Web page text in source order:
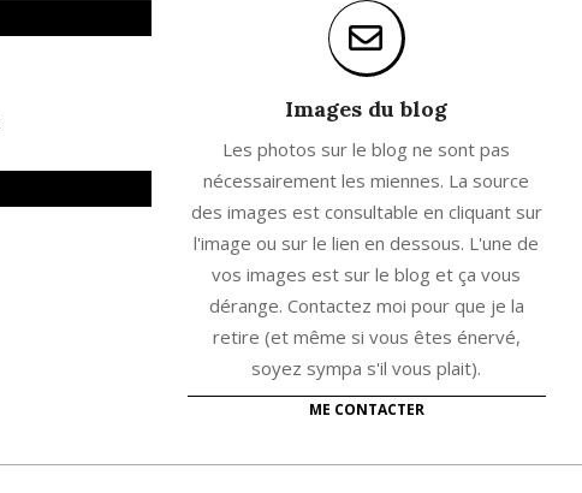
Images du blog
Les photos sur le blog ne sont pas
nécessairement les miennes. La source
des images est consultable en cliquant sur
l'image ou sur le lien en dessous. L'une de
vos images est sur le blog et ça vous
dérange. Contactez moi pour que je la
retire (et même si vous êtes énervé,
soyez sympa s'il vous plait).
ME CONTACTER